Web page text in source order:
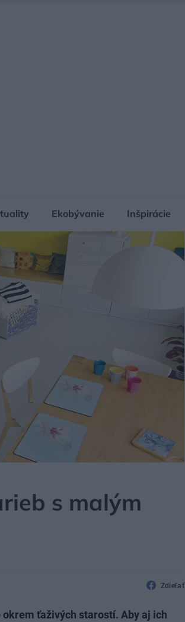
Ekobývanie Inšpirácie
s malým
Zdieľať
ťaživých starostí. Aby aj ich